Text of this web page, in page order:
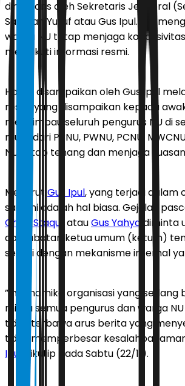
direspons oleh Sekretaris Jenderal
Saifullah Yusuf atau Gus Ipul. Dia
warga NU tetap menjaga
mengikuti informasi resmi.
Hal itu disampaikan oleh Gus Ipul
resmi yang disampaikan kepada
mengimbau seluruh pengurus NU di
mulai dari PBNU, PWNU, PCNU,
NU tetap tenang dan menjaga
Menurut Gus Ipul, yang terjadi dalam
saat ini adalah hal biasa. Gejolak
Cholil Staquf atauGus Yahya diminta
dari jabatan ketua umum (ketum)
sesuai dengan mekanisme internal
”Ini dinamika organisasi yang sedang
minta semua pengurus dan warga
tidak terbawa arus berita yang
tidak memperbesar
Ipul
dikutip pada Sabtu (22/11).